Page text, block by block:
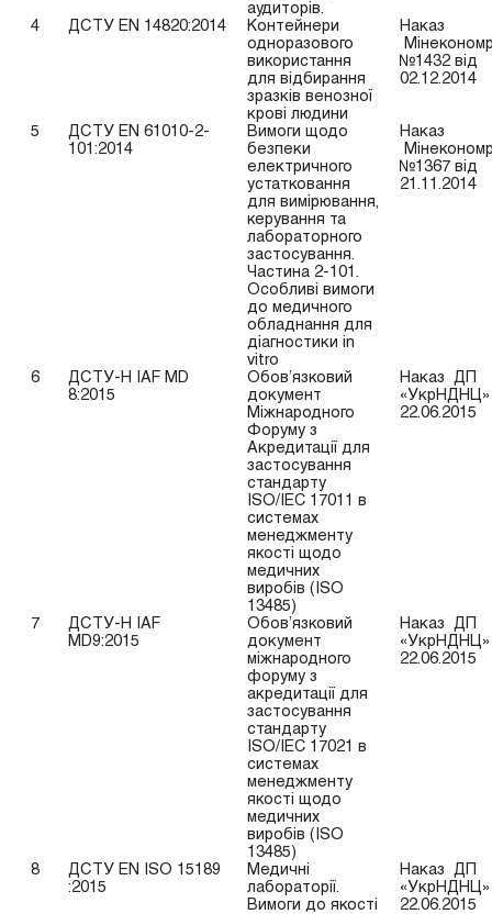
аудиторів.
4 ДСТУ EN 14820:2014
Контейнери
одноразового
використання
для відбирання
зразків венозної
крові людини
Наказ
№1432 від
02.12.2014
5
ДСТУ EN 61010-2-
101:2014
Вимоги щодо
безпеки
електричного
устатковання
для вимірювання,
керування та
лабораторного
застосування.
Частина 2-101.
Особливі вимоги
до медичного
обладнання для
діагностики in
vitro
Наказ
№1367 від
21.11.2014
6
ДСТУ-Н IAF MD
8:2015
Обов’язковий
документ
Міжнародного
Форуму з
Акредитації для
застосування
стандарту
ISO/IEC 17011 в
системах
менеджменту
якості щодо
медичних
виробів (ISO
13485)
Наказ ДП
«УкрНДНЦ»
22.06.2015
7
ДСТУ-Н IAF
MD9:2015
Обов’язковий
документ
міжнародного
форуму з
акредитації для
застосування
стандарту
ISO/IEC 17021 в
системах
менеджменту
якості щодо
медичних
виробів (ISO
13485)
Наказ ДП
«УкрНДНЦ»
22.06.2015
8
ДСТУ EN ISO 15189
:2015
Медичні
лабораторії.
Вимоги до якості
Наказ ДП
«УкрНДНЦ»
22.06.2015